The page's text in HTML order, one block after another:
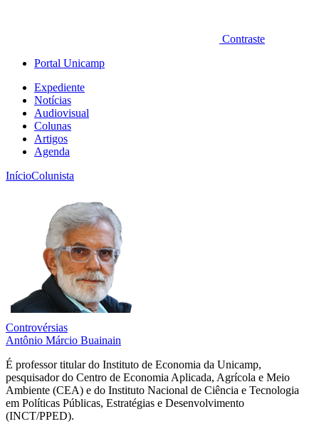
Contraste
Portal Unicamp
Expediente
Notícias
Audiovisual
Colunas
Artigos
Agenda
InícioColunista
Controvérsias
Antônio Márcio Buainain
É professor titular do Instituto de Economia da Unicamp,
pesquisador do Centro de Economia Aplicada, Agrícola e Meio
Ambiente (CEA) e do Instituto Nacional de Ciência e Tecnologia
em Políticas Públicas, Estratégias e Desenvolvimento
(INCT/PPED).